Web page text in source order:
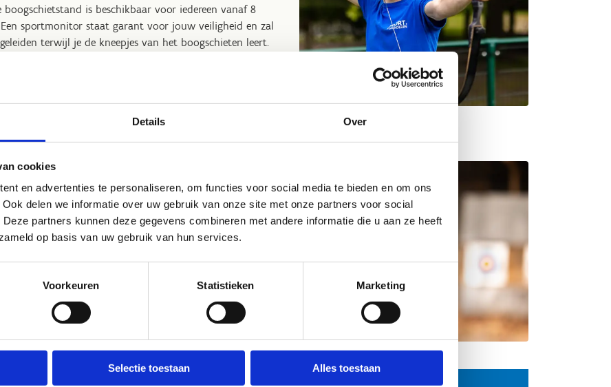
Details Over
cookies
en advertenties te personaliseren, om functies voor social media te bieden en om ons
delen we informatie over uw gebruik van onze site met onze partners voor social
partners kunnen deze gegevens combineren met andere informatie die u aan ze heeft
op basis van uw gebruik van hun services.
Voorkeuren Statistieken Marketing
Selectie toestaan Alles toestaan
boogschietstand is beschikbaar voor iedereen vanaf 8
Een sportmonitor staat garant voor jouw veiligheid en zal
terwijl je de kneepjes van het boogschieten leert.
sportstage in Brasschaat?
een sportstage zit je goed bij ons. Onze
zijn van topniveau. Na de activiteiten kan
in Eetkaffee Torenbos. We kijken graag samen met jou
de verschillende sportmogelijkheden binnen ons centrum